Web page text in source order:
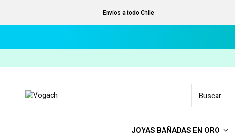
Envíos a todo Chile
JOYAS BAÑADAS EN ORO